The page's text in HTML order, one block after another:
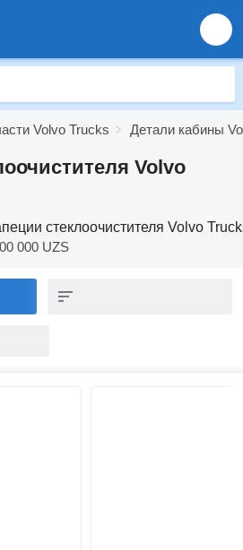
Volvo Trucks Детали кабины
Volvo
стеклоочистителя Volvo
000 UZS